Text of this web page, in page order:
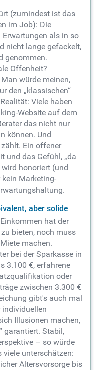
(zumindest ist das
im Job): Die
Erwartungen als in so
nicht lange gefackelt,
genommen.
Offenheit?
würde meinen,
den „klassischen“
Viele haben
Website auf dem
das nicht nur
können. Und
Ein offener
und das Gefühl, „da
honoriert (und
Marketing-
aber solide
hat der
bieten, noch muss
machen.
bei der Sparkasse in
3.100 €, erfahrene
oder
zwischen 3.300 €
gibt's auch mal
individuellen
Illusionen machen,
garantiert. Stabil,
– so würde
viele unterschätzen:
Altersvorsorge bis